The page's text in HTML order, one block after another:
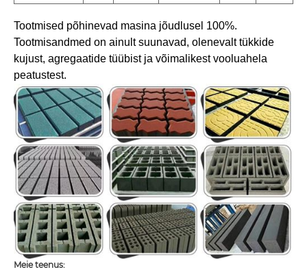
Tootmised põhinevad masina jõudlusel 100%.
Tootmisandmed on ainult suunavad, olenevalt tükkide
kujust, agregaatide tüübist ja võimalikest vooluahela
peatustest.
Meie teenus: